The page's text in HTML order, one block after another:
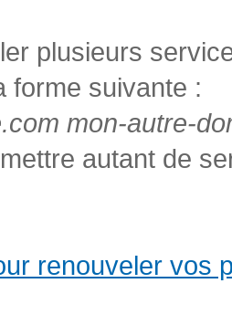
plusieurs
forme suivante :
mon-autre-
autant de
renouveler vos